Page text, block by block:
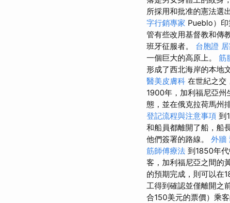
所採用和批准的憲法選
字行銷專家 Pueblo）
管有些改用基督教和傳
班牙征服者。 台胞證
一個巨大的高原上。 筋
形成了西北海岸的本地
醫美皮膚科 在世紀之交
1900年，加利福尼亞州
態，並在俄克拉荷馬州
登記流程與注意事項 到
和船員都離開了船，船
他們簽署的路線。 外牆
筋師傅療法 到1850年
客，加利福尼亞之間的
的預期完成，則可以在
工得到確認並僅離開之
合150美元的票價）乘